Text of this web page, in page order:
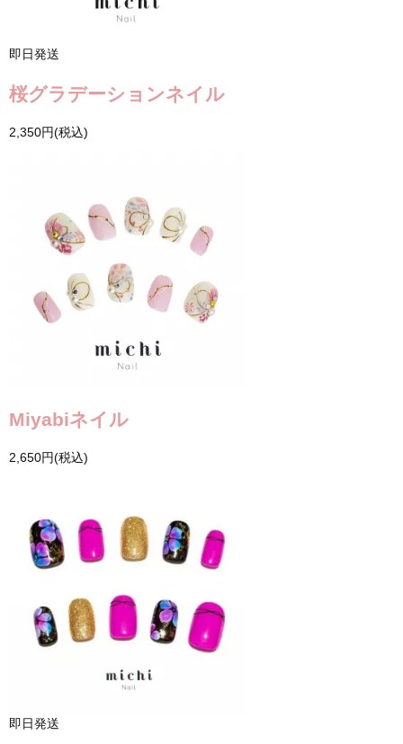
即日発送
桜グラデーションネイル
2,350円(税込)
Miyabiネイル
2,650円(税込)
即日発送